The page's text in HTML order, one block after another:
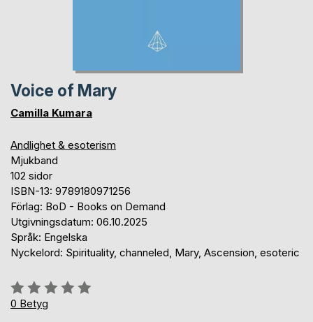
Voice of Mary
Camilla Kumara
Andlighet & esoterism
Mjukband
102 sidor
ISBN-13: 9789180971256
Förlag: BoD - Books on Demand
Utgivningsdatum: 06.10.2025
Språk: Engelska
Nyckelord: Spirituality, channeled, Mary, Ascension, esoteric
Betyg::
0%
0 Betyg